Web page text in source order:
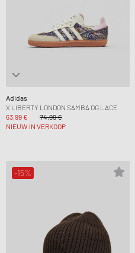
Adidas
X LIBERTY LONDON SAMBA OG LACE
63,99 €
74,99 €
NIEUW IN VERKOOP
-15%